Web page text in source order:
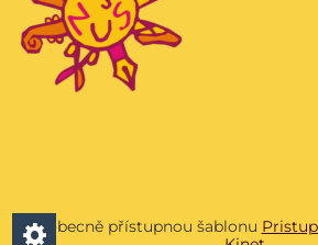
Všeobecně přístupnou šablonu